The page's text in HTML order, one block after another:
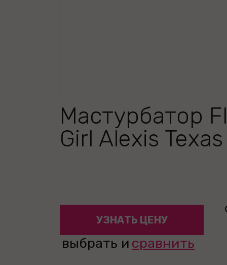
Мастурбатор
Girl Alexis
УЗНАТЬ ЦЕНУ
выбрать и сравнить